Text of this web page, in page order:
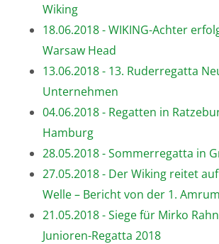
Wiking
18.06.2018 - WIKING-Achter
Warsaw Head
13.06.2018 - 13. Ruderregatta
Unternehmen
04.06.2018 - Regatten in
Hamburg
28.05.2018 - Sommerregatta in
27.05.2018 - Der Wiking reitet
Welle – Bericht von der 1.
21.05.2018 - Siege für Mirko
Junioren-Regatta 2018